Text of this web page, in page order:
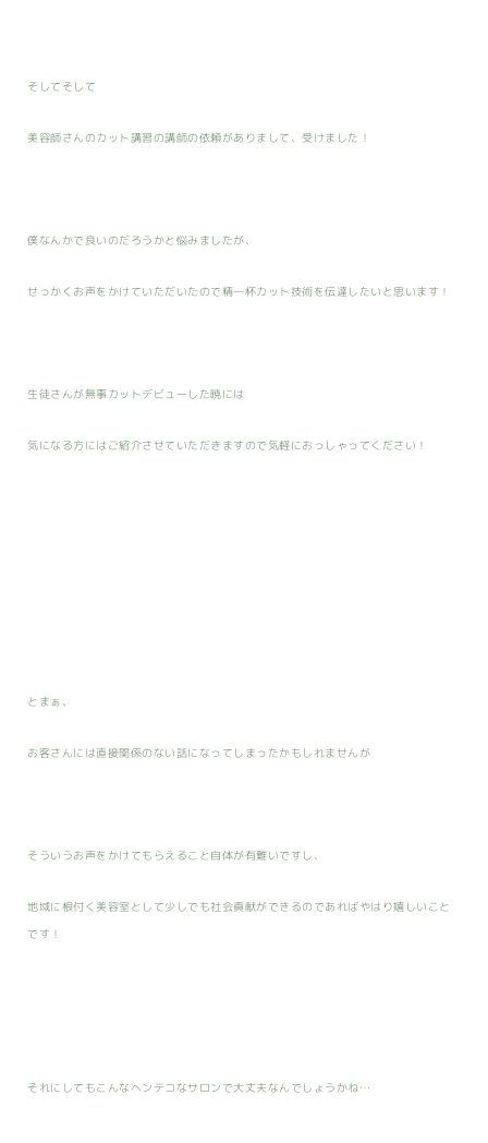
そしてそして
美容師さんのカット講習の講師の依頼がありまして、受けました！
僕なんかで良いのだろうかと悩みましたが、
せっかくお声をかけていただいたので精一杯カット技術を伝達したいと思います！
生徒さんが無事カットデビューした暁には
気になる方にはご紹介させていただきますので気軽におっしゃってください！
とまぁ、
お客さんには直接関係のない話になってしまったかもしれませんが
そういうお声をかけてもらえること自体が有難いですし、
地域に根付く美容室として少しでも社会貢献ができるのであればやはり嬉しいこと
です！
それにしてもこんなヘンテコなサロンで大丈夫なんでしょうかね…